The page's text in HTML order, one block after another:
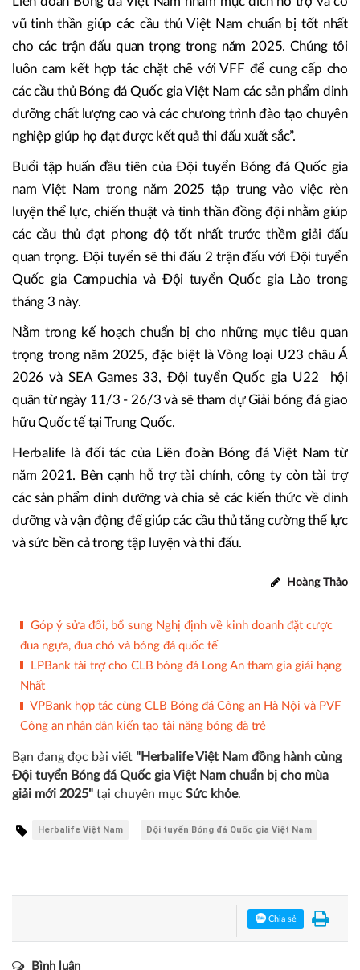
vũ tinh thần giúp các cầu thủ Việt Nam chuẩn bị tốt nhất
cho các trận đấu quan trọng trong năm 2025. Chúng tôi
luôn cam kết hợp tác chặt chẽ với VFF để cung cấp cho
các cầu thủ Bóng đá Quốc gia Việt Nam các sản phẩm dinh
dưỡng chất lượng cao và các chương trình đào tạo chuyên
nghiệp giúp họ đạt được kết quả thi đấu xuất sắc”.
Buổi tập huấn đầu tiên của Đội tuyển Bóng đá Quốc gia
nam Việt Nam trong năm 2025 tập trung vào việc rèn
luyện thể lực, chiến thuật và tinh thần đồng đội nhằm giúp
các cầu thủ đạt phong độ tốt nhất trước thềm giải đấu
quan trọng. Đội tuyển sẽ thi đấu 2 trận đấu với Đội tuyển
Quốc gia Campuchia và Đội tuyển Quốc gia Lào trong
tháng 3 này.
Nằm trong kế hoạch chuẩn bị cho những mục tiêu quan
trọng trong năm 2025, đặc biệt là Vòng loại U23 châu Á
2026 và SEA Games 33, Đội tuyển Quốc gia U22 hội
quân từ ngày 11/3 - 26/3 và sẽ tham dự Giải bóng đá giao
hữu Quốc tế tại Trung Quốc.
Herbalife là đối tác của Liên đoàn Bóng đá Việt Nam từ
năm 2021. Bên cạnh hỗ trợ tài chính, công ty còn tài trợ
các sản phẩm dinh dưỡng và chia sẻ các kiến thức về dinh
dưỡng và vận động để giúp các cầu thủ tăng cường thể lực
và sức bền cả trong tập luyện và thi đấu.
Hoàng Thảo
Góp ý sửa đổi, bổ sung Nghị định về kinh doanh đặt cược
đua ngựa, đua chó và bóng đá quốc tế
LPBank tài trợ cho CLB bóng đá Long An tham gia giải hạng
Nhất
VPBank hợp tác cùng CLB Bóng đá Công an Hà Nội và PVF
Công an nhân dân kiến tạo tài năng bóng đã trẻ
Bạn đang đọc bài viết "Herbalife Việt Nam đồng hành cùng
Đội tuyển Bóng đá Quốc gia Việt Nam chuẩn bị cho mùa
giải mới 2025" tại chuyên mục Sức khỏe.
Herbalife Việt Nam Đội tuyển Bóng đá Quốc gia Việt Nam
Chia sẻ
Bình luận